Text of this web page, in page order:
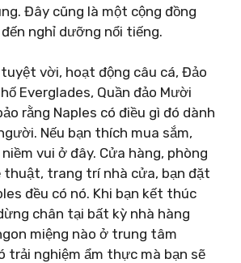
Đây cũng là một cộng đồng
nghỉ dưỡng nổi tiếng.
vời, hoạt động câu cá, Đảo
Everglades, Quần đảo Mười
rằng Naples có điều gì đó dành
Nếu bạn thích mua sắm,
vui ở đây. Cửa hàng, phòng
thuật, trang trí nhà cửa, bạn đặt
đều có nó. Khi bạn kết thúc
chân tại bất kỳ nhà hàng
miệng nào ở trung tâm
trải nghiệm ẩm thực mà bạn sẽ